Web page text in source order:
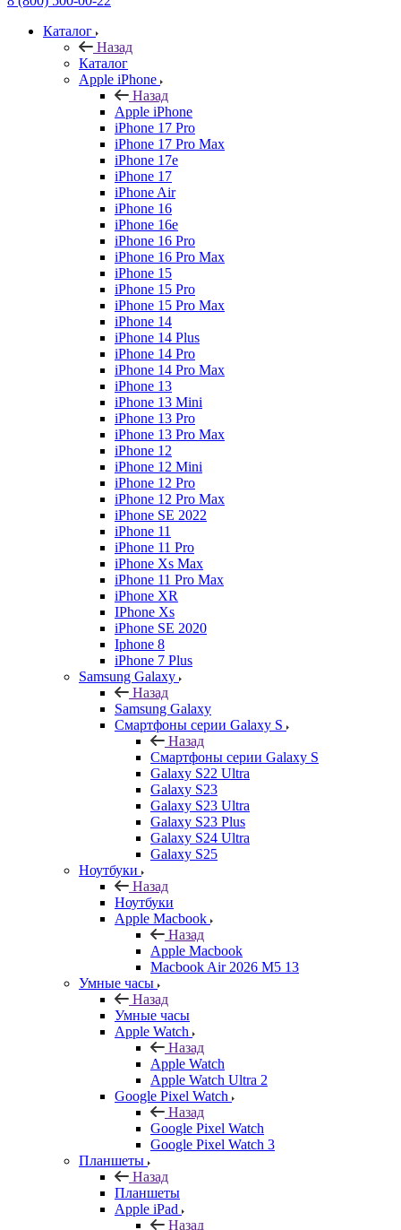
Каталог
Назад
Каталог
Apple iPhone
Назад
Apple iPhone
iPhone 17 Pro
iPhone 17 Pro Max
iPhone 17e
iPhone 17
iPhone Air
iPhone 16
iPhone 16e
iPhone 16 Pro
iPhone 16 Pro Max
iPhone 15
iPhone 15 Pro
iPhone 15 Pro Max
iPhone 14
iPhone 14 Plus
iPhone 14 Pro
iPhone 14 Pro Max
iPhone 13
iPhone 13 Mini
iPhone 13 Pro
iPhone 13 Pro Max
iPhone 12
iPhone 12 Mini
iPhone 12 Pro
iPhone 12 Pro Max
iPhone SE 2022
iPhone 11
iPhone 11 Pro
iPhone Xs Max
iPhone 11 Pro Max
iPhone XR
IPhone Xs
iPhone SE 2020
Iphone 8
iPhone 7 Plus
Samsung Galaxy
Назад
Samsung Galaxy
Смартфоны серии Galaxy S
Назад
Смартфоны серии Galaxy S
Galaxy S22 Ultra
Galaxy S23
Galaxy S23 Ultra
Galaxy S23 Plus
Galaxy S24 Ultra
Galaxy S25
Ноутбуки
Назад
Ноутбуки
Apple Macbook
Назад
Apple Macbook
Macbook Air 2026 M5 13
Умные часы
Назад
Умные часы
Apple Watch
Назад
Apple Watch
Apple Watch Ultra 2
Google Pixel Watch
Назад
Google Pixel Watch
Google Pixel Watch 3
Планшеты
Назад
Планшеты
Apple iPad
Назад